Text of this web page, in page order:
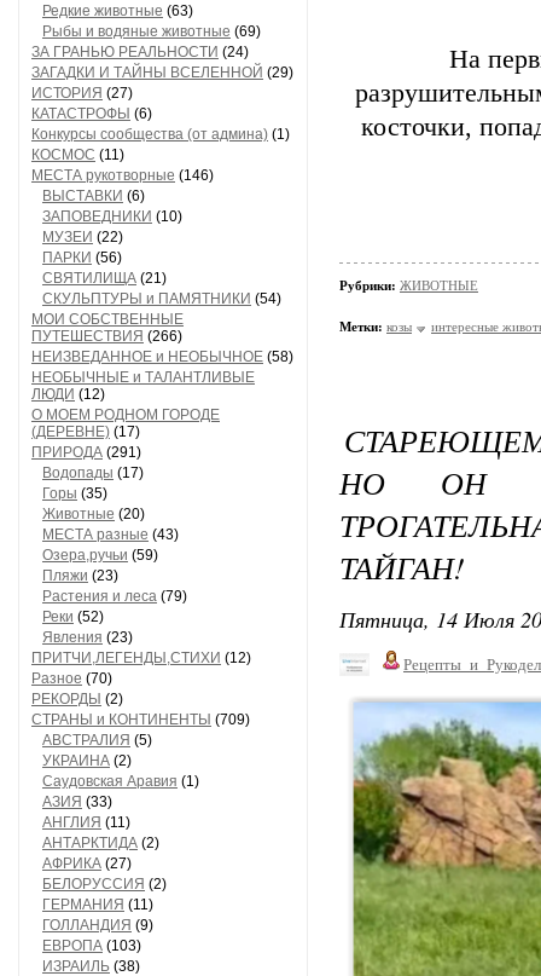
Редкие животные (63)
Рыбы и водяные животные (69)
ЗА ГРАНЬЮ РЕАЛЬНОСТИ (24)
ЗАГАДКИ И ТАЙНЫ ВСЕЛЕННОЙ (29)
ИСТОРИЯ (27)
КАТАСТРОФЫ (6)
Конкурсы сообщества (от админа) (1)
КОСМОС (11)
МЕСТА рукотворные (146)
ВЫСТАВКИ (6)
ЗАПОВЕДНИКИ (10)
МУЗЕИ (22)
ПАРКИ (56)
СВЯТИЛИЩА (21)
СКУЛЬПТУРЫ и ПАМЯТНИКИ (54)
МОИ СОБСТВЕННЫЕ
ПУТЕШЕСТВИЯ (266)
НЕИЗВЕДАННОЕ и НЕОБЫЧНОЕ (58)
НЕОБЫЧНЫЕ и ТАЛАНТЛИВЫЕ
ЛЮДИ (12)
О МОЕМ РОДНОМ ГОРОДЕ
(ДЕРЕВНЕ) (17)
ПРИРОДА (291)
Водопады (17)
Горы (35)
Животные (20)
МЕСТА разные (43)
Озера,ручьи (59)
Пляжи (23)
Растения и леса (79)
Реки (52)
Явления (23)
ПРИТЧИ,ЛЕГЕНДЫ,СТИХИ (12)
Разное (70)
РЕКОРДЫ (2)
СТРАНЫ и КОНТИНЕНТЫ (709)
АВСТРАЛИЯ (5)
УКРАИНА (2)
Саудовская Аравия (1)
АЗИЯ (33)
АНГЛИЯ (11)
АНТАРКТИДА (2)
АФРИКА (27)
БЕЛОРУССИЯ (2)
ГЕРМАНИЯ (11)
ГОЛЛАНДИЯ (9)
ЕВРОПА (103)
ИЗРАИЛЬ (38)
На
косточки,
Рубрики: ЖИВОТНЫЕ
Метки: козы интересные
НО ОН
ТАЙГАН!
Пятница, 14 Июля